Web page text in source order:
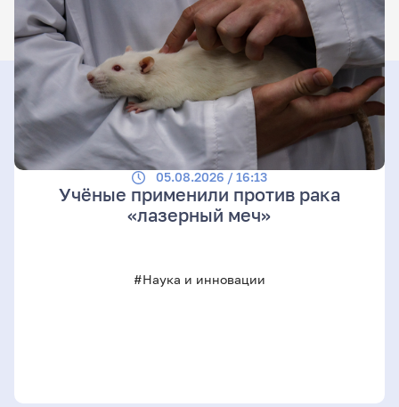
05.08.2026 / 16:13
Учёные применили против рака
«лазерный меч»
#Наука и инновации